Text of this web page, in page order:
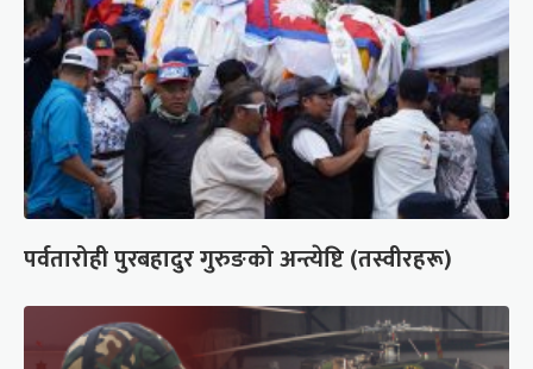
पर्वतारोही पुरबहादुर गुरुङको अन्त्येष्टि (तस्वीरहरू)